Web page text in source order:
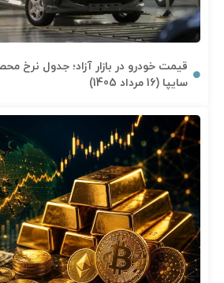
قیمت خودرو در بازار آزاد؛ جدول نرخ
سایپا (16 مرداد 1405)